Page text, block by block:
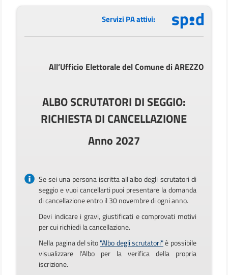
Servizi PA attivi:
All’Ufficio Elettorale del Comune di AREZZO
ALBO SCRUTATORI DI SEGGIO:
RICHIESTA DI CANCELLAZIONE
Anno 2027
Se sei una persona iscritta all'albo degli scrutatori di
seggio e vuoi cancellarti puoi presentare la domanda
di cancellazione entro il 30 novembre di ogni anno.
Devi indicare i gravi, giustificati e comprovati motivi
per cui richiedi la cancellazione.
Nella pagina del sito"Albo degli scrutatori"è possibile
visualizzare l'Albo per la verifica della propria
iscrizione.